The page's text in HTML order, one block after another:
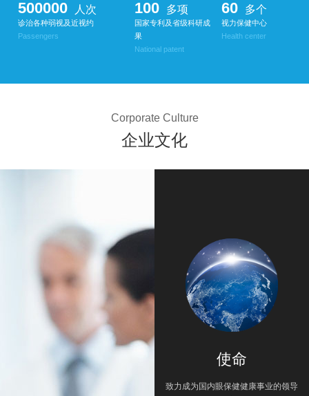
500000 人次
诊治各种弱视及近视约
Passengers
100 多项
国家专利及省级科研成
果
National patent
60 多个
视力保健中心
Health center
Corporate Culture
企业文化
使命
致力成为国内眼保健健康事业的领导